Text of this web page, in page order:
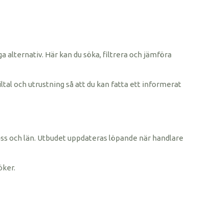
alternativ. Här kan du söka, filtrera och jämföra
och utrustning så att du kan fatta ett informerat
och län. Utbudet uppdateras löpande när handlare